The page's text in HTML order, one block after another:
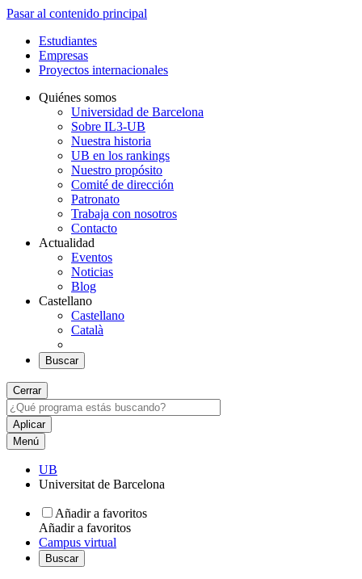
Pasar al contenido principal
Estudiantes
Empresas
Proyectos internacionales
Quiénes somos
Universidad de Barcelona
Sobre IL3-UB
Nuestra historia
UB en los rankings
Nuestro propósito
Comité de dirección
Patronato
Trabaja con nosotros
Contacto
Actualidad
Eventos
Noticias
Blog
Castellano
Castellano
Català
Buscar
Cerrar
Menú
UB
Universitat de Barcelona
Añadir a favoritos
Añadir a favoritos
Campus virtual
Buscar